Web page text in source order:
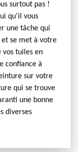
surtout pas !
qu'il vous
une tâche qui
se met à votre
tuiles en
confiance à
sur votre
qui se trouve
une bonne
diverses